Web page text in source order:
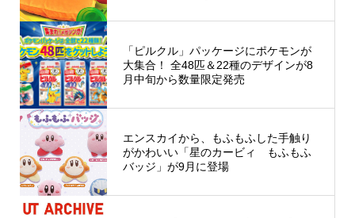
「ピルクル」パッケージにポケモンが
大集合！ 全48匹＆22種のデザインが8
月中旬から数量限定発売
エンスカイから、もふもふした手触り
がかわいい「星のカービィ もふもふ
バッジ」が9月に登場